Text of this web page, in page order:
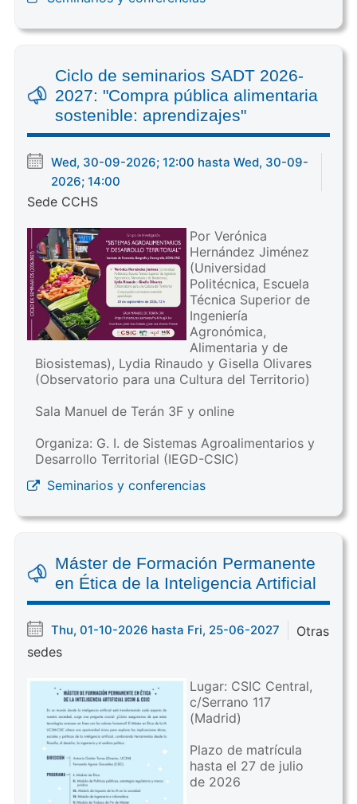
Ciclo de seminarios SADT 2026-
2027: "Compra pública alimentaria
sostenible: aprendizajes"
Wed, 30-09-2026; 12:00 hasta Wed, 30-09-
2026; 14:00
Sede CCHS
Por Verónica
Hernández Jiménez
(Universidad
Politécnica, Escuela
Técnica Superior de
Ingeniería
Agronómica,
Alimentaria y de
Biosistemas), Lydia Rinaudo y Gisella Olivares
(Observatorio para una Cultura del Territorio)
Sala Manuel de Terán 3F y online
Organiza: G. I. de Sistemas Agroalimentarios y
Desarrollo Territorial (IEGD-CSIC)
Seminarios y conferencias
Máster de Formación Permanente
en Ética de la Inteligencia Artificial
Thu, 01-10-2026 hasta Fri, 25-06-2027
Otras
sedes
Lugar: CSIC Central,
c/Serrano 117
(Madrid)
Plazo de matrícula
hasta el 27 de julio
de 2026